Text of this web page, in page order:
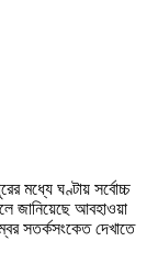
মধ্যে ঘণ্টায় সর্বোচ্চ
জানিয়েছে আবহাওয়া
সতর্কসংকেত দেখাতে